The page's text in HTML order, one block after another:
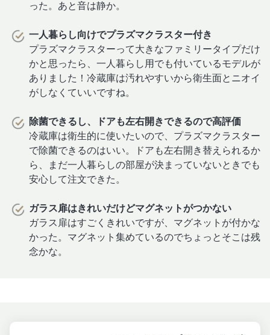
った。あと音は静か。
一人暮らし向けでプラズマクラスター付き
プラズマクラスターって大きなファミリータイプだけ
かと思ったら、一人暮らし用でも付いているモデルが
ありました！冷蔵庫は汚れやすいから衛生面とニオイ
がしなくていいですね。
除菌できるし、ドアも左右開きできるので高評価
冷蔵庫は衛生的に使いたいので、プラズマクラスター
で除菌できるのはいい。ドアも左右開き替えられるか
ら、まだ一人暮らしの部屋が決まっていないときでも
安心して注文できた。
ガラス扉はきれいだけどマグネットがつかない
ガラス扉はすごくきれいですが、マグネットが付かな
かった。マグネット集めているのでちょっとそこは残
念かな。